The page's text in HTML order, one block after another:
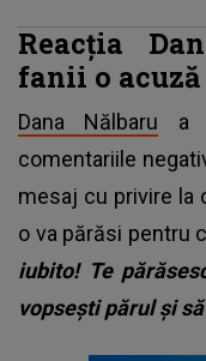
Reacția
fanii o
Dana Nălbaru a
comentariile
mesaj cu privire la
o va părăsi pentru
iubito! Te
vopseşti părul şi